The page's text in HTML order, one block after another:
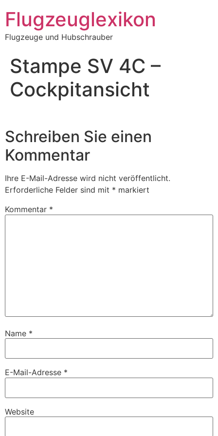
Inhalt
springen
Flugzeuglexikon
Flugzeuge und Hubschrauber
Stampe SV 4C –
Cockpitansicht
Schreiben Sie einen
Kommentar
Ihre E-Mail-Adresse wird nicht veröffentlicht.
Erforderliche Felder sind mit * markiert
Kommentar *
Name *
E-Mail-Adresse *
Website